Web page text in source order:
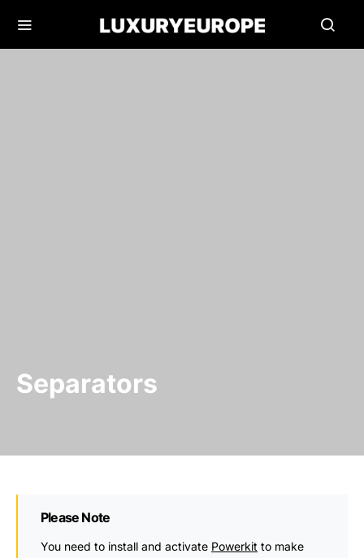
Separators
Please Note
You need to install and activate Powerkit to make